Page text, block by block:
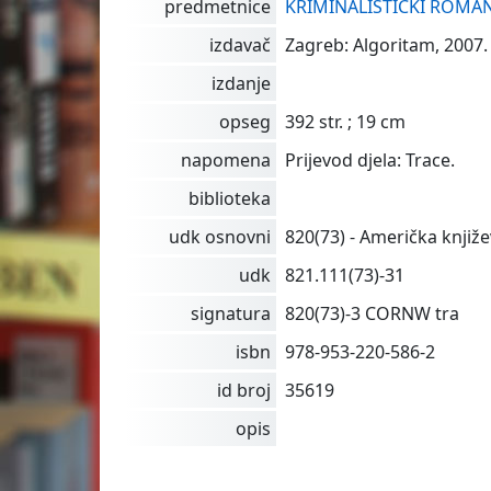
predmetnice
KRIMINALISTIČKI
izdavač
Zagreb: Algoritam, 2007.
izdanje
opseg
392 str. ; 19 cm
napomena
Prijevod djela: Trace.
biblioteka
udk osnovni
820(73) - Američka
udk
821.111(73)-31
signatura
820(73)-3 CORNW tra
isbn
978-953-220-586-2
id broj
35619
opis